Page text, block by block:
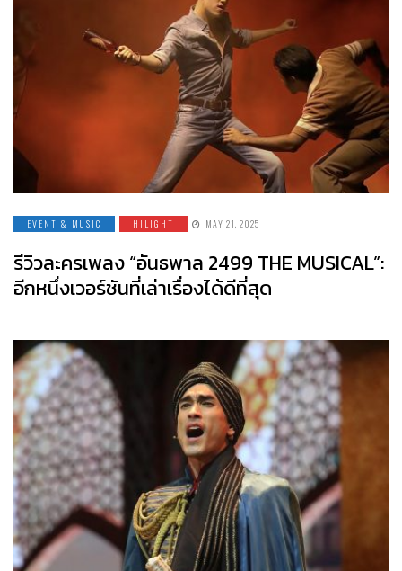
EVENT & MUSIC HILIGHT MAY 21, 2025
รีวิวละครเพลง “อันธพาล 2499 THE MUSICAL”:
อีกหนึ่งเวอร์ชันที่เล่าเรื่องได้ดีที่สุด